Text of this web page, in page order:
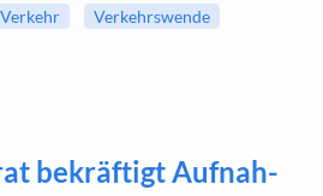
Ver­kehr
Ver­kehrs­wen­de
be­kräf­tigt Auf­nah­